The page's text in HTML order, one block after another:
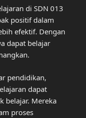
di SDN 013
positif dalam
efektif. Dengan
dapat belajar
pendidikan,
dapat
belajar. Mereka
proses